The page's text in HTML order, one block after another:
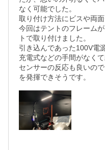
なく可能でした。
取り付け方法にビスや両
今回はテントのフレーム
トで取り付けました。
引き込んであった100V電
充電式などの手間がなくて
センサーの反応も良いの
を発揮できそうです。